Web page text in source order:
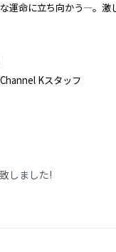
運命に立ち向かう―。激
Kスタッフ
しました!